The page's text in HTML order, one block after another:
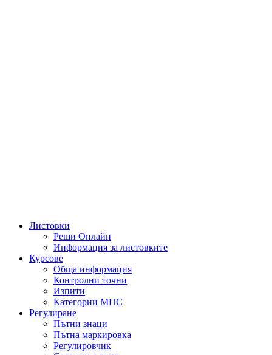
Листовки
Реши Онлайн
Информация за листовките
Курсове
Обща информация
Контролни точни
Изпити
Категории МПС
Регулиране
Пътни знаци
Пътна маркировка
Регулировчик